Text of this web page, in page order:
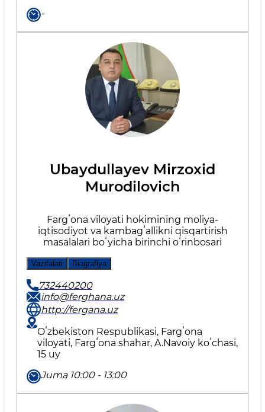
-
Ubaydullayev Mirzoxid
Murodilovich
Fargʻona viloyati hokimining moliya-
iqtisodiyot va kambagʻallikni qisqartirish
masalalari boʻyicha birinchi oʻrinbosari
Vazifalari Biografiya
732440200
info@ferghana.uz
http://fergana.uz
Oʻzbekiston Respublikasi, Fargʻona
viloyati, Fargʻona shahar, A.Navoiy koʻchasi,
15 uy
Juma 10:00 - 13:00